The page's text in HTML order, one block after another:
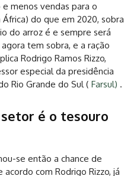
menos vendas para o
do que em 2020, sobra
do arroz é e sempre será
tem sobra, e a ração
Rodrigo Ramos Rizzo,
especial da presidência
Rio Grande do Sul ( Farsul) .
é o tesouro
se então a chance de
com Rodrigo Rizzo, já